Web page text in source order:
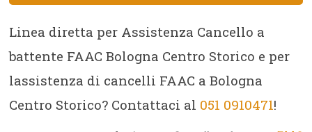
Linea diretta per Assistenza Cancello a
battente FAAC Bologna Centro Storico e per
lassistenza di cancelli FAAC a Bologna
Centro Storico? Contattaci al 051 0910471!